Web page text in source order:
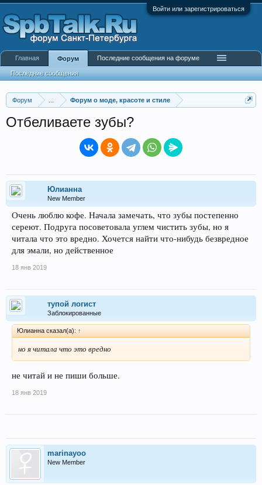
Войти или зарегистрироваться
Форум Форум о моде, красоте и стиле
Отбеливаете зубы?
Юлианна
New Member
Очень люблю кофе. Начала замечать, что зубы постепенно
сереют. Подруга посоветовала углем чистить зубы, но я
читала что это вредно. Хочется найти что-нибудь безвредное
для эмали, но действенное
18 янв 2019
тупой логист
Заблокированные
Юлианна сказал(а): ↑
но я читала что это вредно
не читай и не пиши больше.
18 янв 2019
marinayoo
New Member
Главная Форум
Последние сообщения
Последние сообщения на форуме